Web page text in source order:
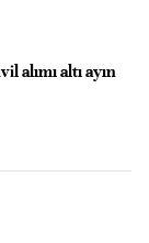
alımı altı ayın